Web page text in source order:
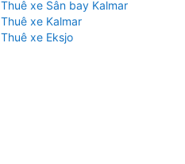
Thuê xe Sân bay Kalmar
Thuê xe Kalmar
Thuê xe Eksjo